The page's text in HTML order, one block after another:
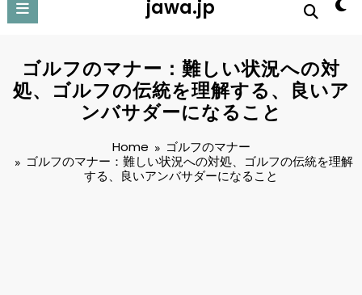
jawa.jp
ゴルフのマナー：難しい状況への対
処、ゴルフの伝統を理解する、良いア
ンバサダーになること
Home
ゴルフのマナー
ゴルフのマナー：難しい状況への対処、ゴルフの伝統を理解
する、良いアンバサダーになること